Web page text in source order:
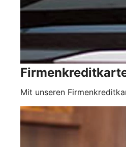
Mit unseren